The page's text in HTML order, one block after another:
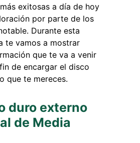
exitosas a día de hoy
por parte de los
Durante esta
te vamos a mostrar
que te va a venir
de encargar el disco
que te mereces.
duro externo
de Media